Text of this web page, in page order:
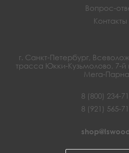
Вопрос-
Контакты
г. Санкт-Петербург,
трасса Юкки-Кузьмолово, 7-й
Мега-
8 (800) 234-
8 (921) 565-